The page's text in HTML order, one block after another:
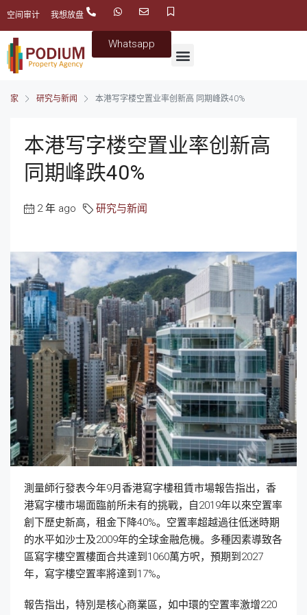
空间审计 我想放盘
Whatsapp
家 研究与新闻 本港写字楼空置业率创新高 同期峰跌40%
本港写字楼空置业率创新高
同期峰跌40%
2 年 ago 研究与新闻
測量師行發表今年9月香港寫字樓租賃市場報告指出，香
港寫字樓市場面臨前所未有的挑戰，自2019年以來空置率
創下歷史新高，租金下降40%。空置率超越過往低迷時期
的水平如沙士及2009年的全球金融危機。多種因素導致各
區寫字樓空置樓面合共達到1060萬方呎，預期到2027
年，寫字樓空置率將達到17%。
報告指出，特別是核心商業區，如中環的空置率激增220